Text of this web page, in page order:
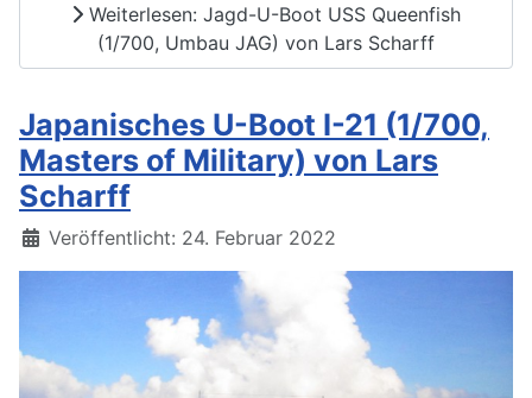
Weiterlesen: Jagd-U-Boot USS Queenfish
(1/700, Umbau JAG) von Lars Scharff
Japanisches U-Boot I-21 (1/700,
Masters of Military) von Lars
Scharff
Details
Veröffentlicht: 24. Februar 2022